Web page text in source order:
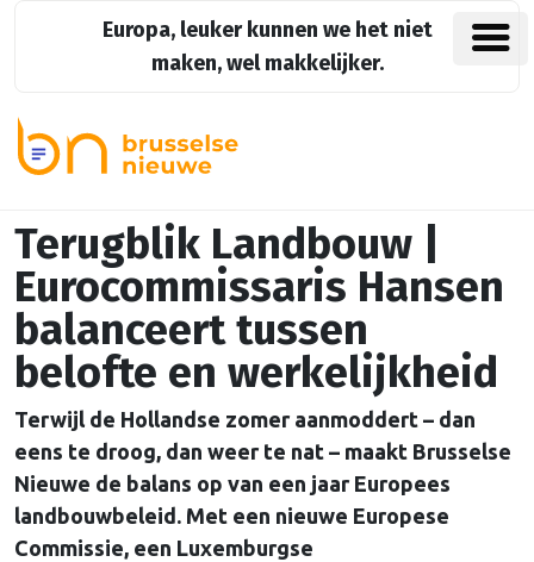
Europa, leuker kunnen we het niet
maken, wel makkelijker.
Terugblik Landbouw |
Eurocommissaris Hansen
balanceert tussen
belofte en werkelijkheid
Terwijl de Hollandse zomer aanmoddert – dan
eens te droog, dan weer te nat – maakt Brusselse
Nieuwe de balans op van een jaar Europees
landbouwbeleid. Met een nieuwe Europese
Commissie, een Luxemburgse